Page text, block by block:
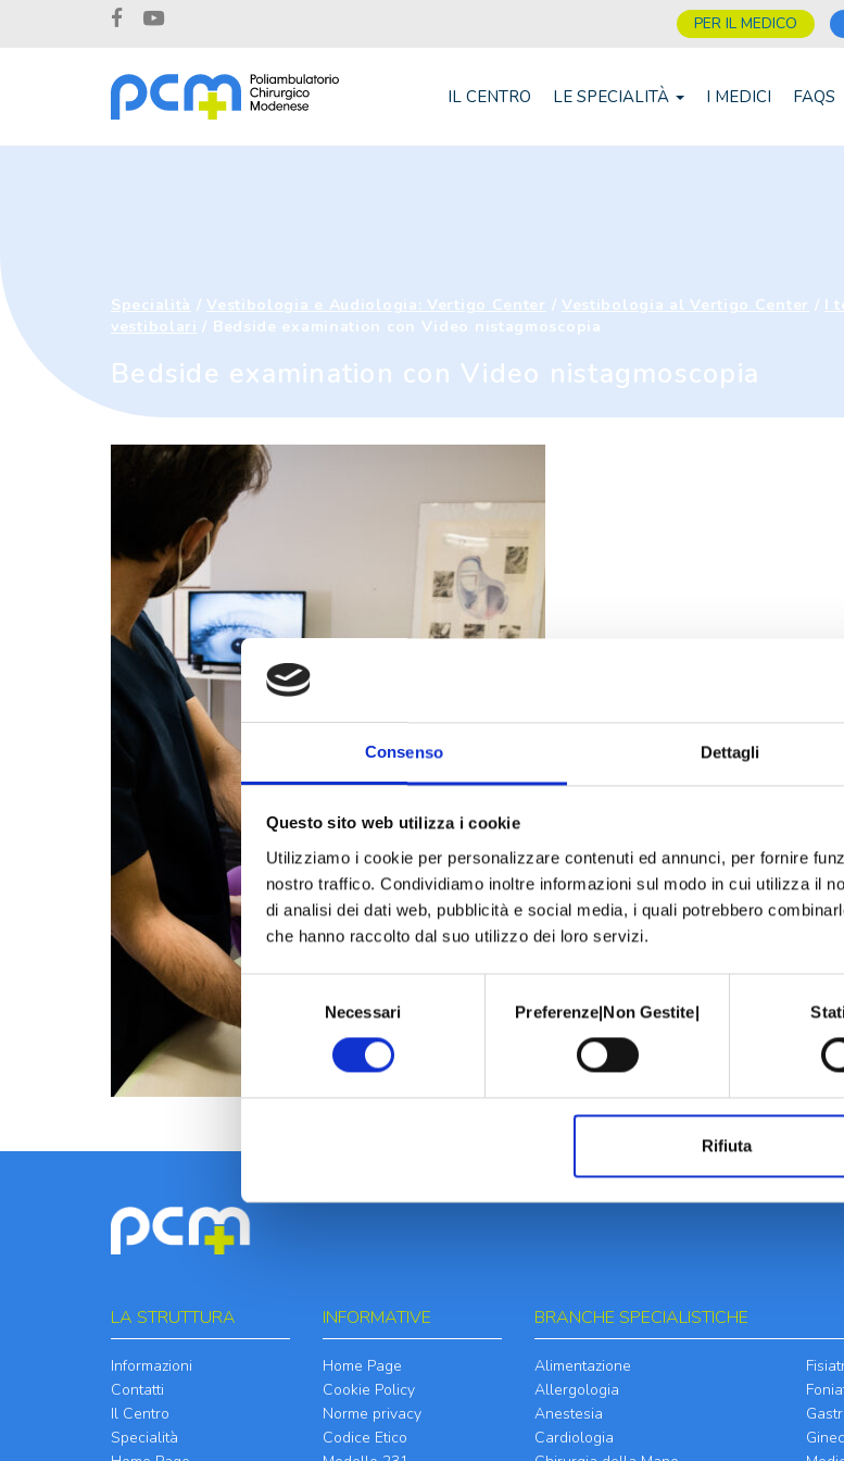
Consenso Dettagli
Questo sito web utilizza i cookie
Utilizziamo i cookie per personalizzare contenuti ed annunci, per fornire
nostro traffico. Condividiamo inoltre informazioni sul modo in cui utilizza il
di analisi dei dati web, pubblicità e social media, i quali potrebbero
che hanno raccolto dal suo utilizzo dei loro servizi.
Necessari Preferenze|Non Gestite|
Rifiuta
PER IL MEDICO
IL CENTRO LE SPECIALITÀ I MEDICI FAQS
Specialità / Vestibologia e Audiologia: Vertigo Center / Vestibologia al Vertigo Center / I
vestibolari / Bedside examination con Video nistagmoscopia
Bedside examination con Video nistagmoscopia
LA STRUTTURA
Informazioni
Contatti
Il Centro
Specialità
INFORMATIVE
Home Page
Cookie Policy
Norme privacy
Codice Etico
BRANCHE SPECIALISTICHE
Alimentazione
Allergologia
Anestesia
Cardiologia